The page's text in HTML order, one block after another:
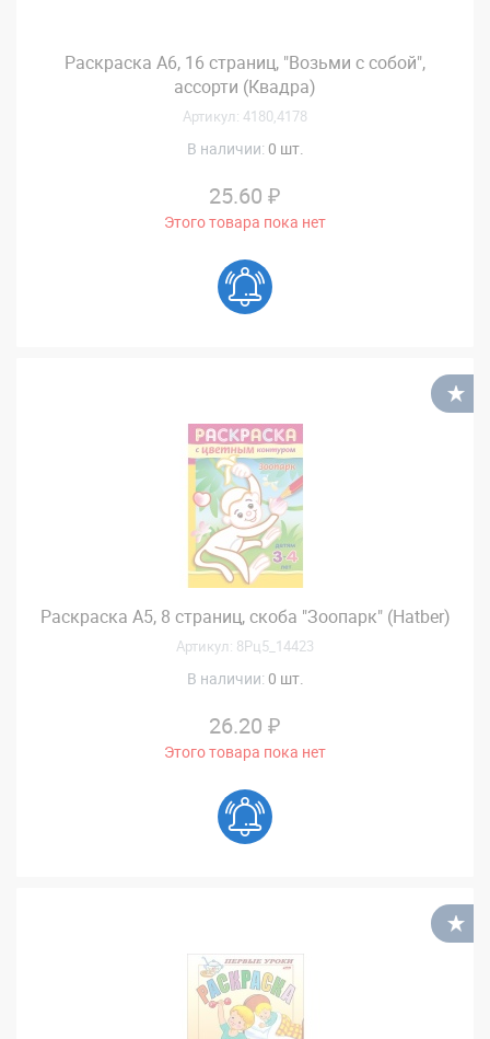
Раскраска А6, 16 страниц, "Возьми с собой",
ассорти (Квадра)
Артикул: 4180,4178
В наличии: 0 шт.
25.60 ₽
Этого товара пока нет
Раскраска А5, 8 страниц, скоба "Зоопарк" (Hatber)
Артикул: 8Рц5_14423
В наличии: 0 шт.
26.20 ₽
Этого товара пока нет